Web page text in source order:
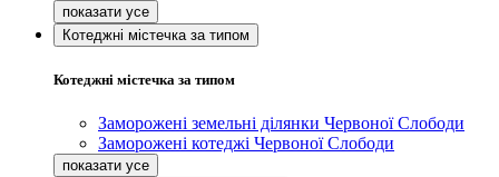
Котеджні містечка за типом
Котеджні містечка за типом
Заморожені земельні ділянки Червоної Слободи
Заморожені котеджі Червоної Слободи